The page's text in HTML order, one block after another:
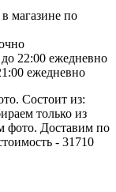
магазине по
22:00 ежедневно
ежедневно
Состоит из:
только из
фото. Доставим по
- 31710